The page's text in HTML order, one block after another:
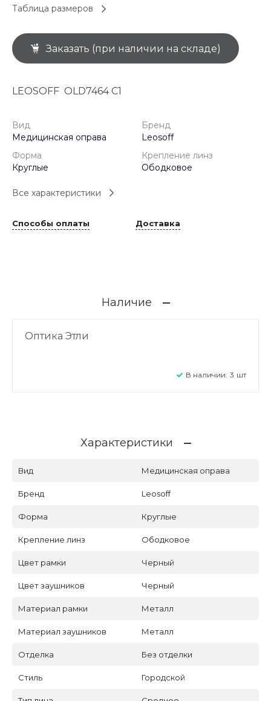
Таблица размеров
Заказать (при наличии на складе)
LEOSOFF OLD7464 C1
Вид
Медицинская оправа
Бренд
Leosoff
Форма
Круглые
Крепление линз
Ободковое
Все характеристики
Способы оплаты Доставка
Наличие
Оптика Этли
В наличии: 3 шт
Характеристики
Вид Медицинская оправа
Бренд Leosoff
Форма Круглые
Крепление линз Ободковое
Цвет рамки Черный
Цвет заушников Черный
Материал рамки Металл
Материал заушников Металл
Отделка Без отделки
Стиль Городской